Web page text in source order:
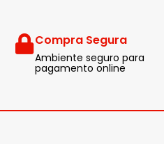
Compra Segura
Ambiente seguro para
pagamento online